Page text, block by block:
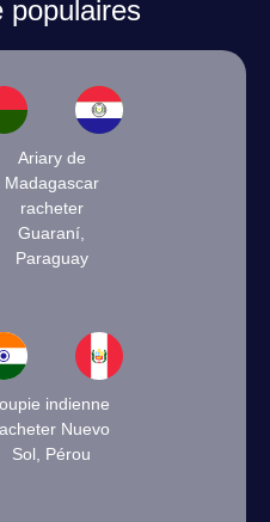
populaires
Ariary de
Madagascar
racheter
Guaraní,
Paraguay
indienne
Nuevo
Sol, Pérou